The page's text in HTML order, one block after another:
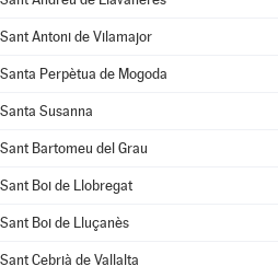
Sant Antoni de Vilamajor
Santa Perpètua de Mogoda
Santa Susanna
Sant Bartomeu del Grau
Sant Boi de Llobregat
Sant Boi de Lluçanès
Sant Cebrià de Vallalta